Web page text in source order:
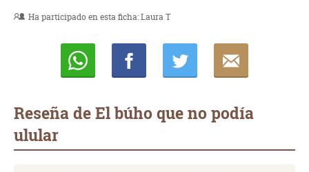
Ha participado en esta ficha:Laura T
Reseña de El búho que no podía
ulular